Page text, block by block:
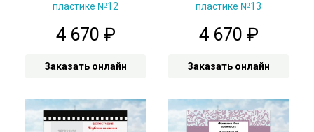
пластике №12
4 670 ₽
Заказать онлайн
пластике №13
4 670 ₽
Заказать онлайн